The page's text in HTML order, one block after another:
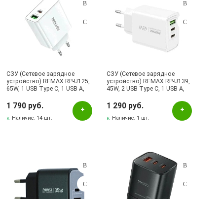
СЗУ (Сетевое зарядное
устройство) REMAX RP-U125,
65W, 1 USB Type C, 1 USB A,
1 790 руб.
Наличие: 14 шт.
СЗУ (Сетевое зарядное
устройство) REMAX RP-U139,
45W, 2 USB Type C, 1 USB A,
1 290 руб.
Наличие: 1 шт.